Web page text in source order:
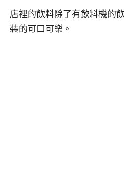
店裡的飲料除了有飲料機的
裝的可口可樂。